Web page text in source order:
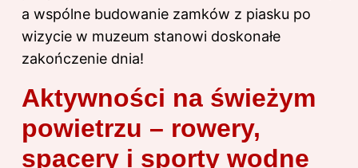
a wspólne budowanie zamków z piasku po
wizycie w muzeum stanowi doskonałe
zakończenie dnia!
Aktywności na świeżym
powietrzu – rowery,
spacery i sporty wodne